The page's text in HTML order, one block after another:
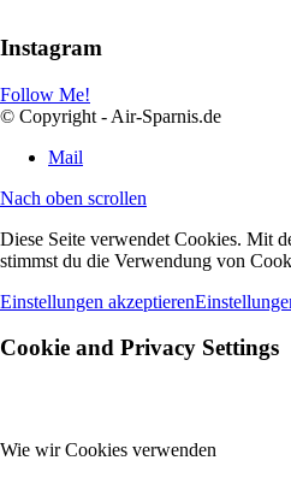
Instagram
Follow Me!
© Copyright - Air-Sparnis.de
Mail
Nach oben scrollen
Diese Seite verwendet Cookies. Mit
stimmst du die Verwendung von
Einstellungen akzeptieren
Cookie and Privacy Settings
Wie wir Cookies verwenden